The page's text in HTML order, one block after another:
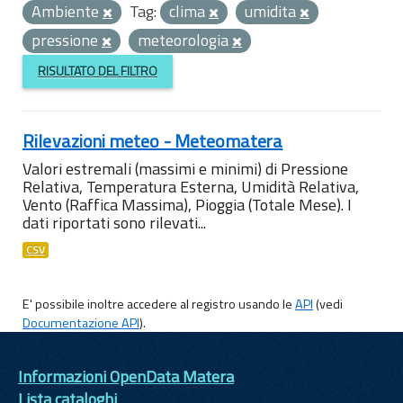
Ambiente
Tag: clima
umidita
pressione
meteorologia
RISULTATO DEL FILTRO
Rilevazioni meteo - Meteomatera
Valori estremali (massimi e minimi) di Pressione
Relativa, Temperatura Esterna, Umidità Relativa,
Vento (Raffica Massima), Pioggia (Totale Mese). I
dati riportati sono rilevati...
CSV
E' possibile inoltre accedere al registro usando leAPI(vedi
Documentazione API).
Informazioni OpenData Matera